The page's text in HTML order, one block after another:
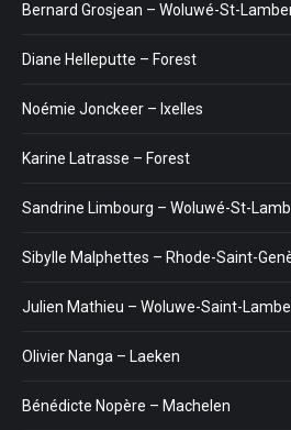
Bernard Grosjean – Woluwé-St-
Diane Helleputte – Forest
Noémie Jonckeer – Ixelles
Karine Latrasse – Forest
Sandrine Limbourg – Woluwé-St-
Sibylle Malphettes – Rhode-Saint-
Julien Mathieu – Woluwe-Saint-
Olivier Nanga – Laeken
Bénédicte Nopère – Machelen